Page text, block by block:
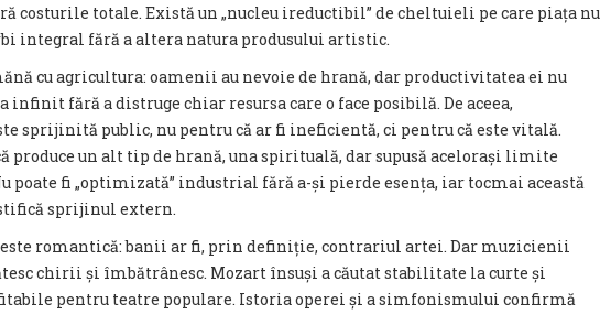
costurile totale. Există un „nucleu ireductibil” de cheltuieli pe care piața nu
integral fără a altera natura produsului artistic.
cu agricultura: oamenii au nevoie de hrană, dar productivitatea ei nu
infinit fără a distruge chiar resursa care o face posibilă. De aceea,
sprijinită public, nu pentru că ar fi ineficientă, ci pentru că este vitală.
produce un alt tip de hrană, una spirituală, dar supusă acelorași limite
poate fi „optimizată” industrial fără a-și pierde esența, iar tocmai această
sprijinul extern.
este romantică: banii ar fi, prin definiție, contrariul artei. Dar muzicienii
chirii și îmbătrânesc. Mozart însuși a căutat stabilitate la curte și
pentru teatre populare. Istoria operei și a simfonismului confirmă